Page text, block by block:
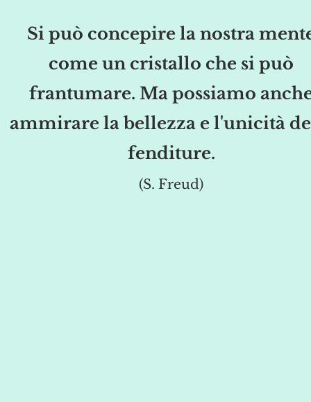
Si può concepire la nostra
come un cristallo che si può
frantumare. Ma possiamo
ammirare la bellezza e l'unicità
fenditure.
(S. Freud)